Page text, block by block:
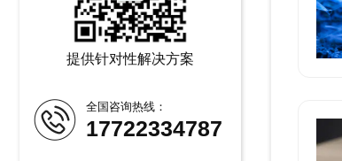
提供针对性解决方案
全国咨询热线：
17722334787